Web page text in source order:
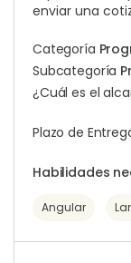
enviar una
Categoría
Subcategoría
¿Cuál es el
Plazo de
Habilidades
Angular